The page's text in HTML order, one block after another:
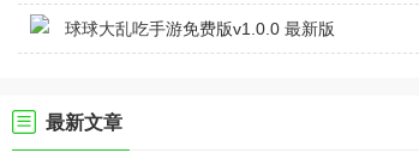
v1.976
球球大乱吃手游免费版v1.0.0 最新版
最新文章